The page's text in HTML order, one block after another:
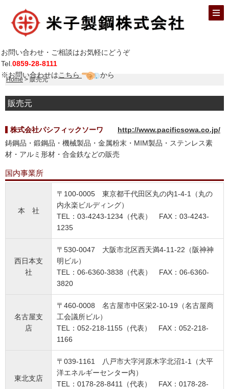
お問い合わせ・ご相談はお気軽にどうぞ
Tel. 0859-28-8111
※お問い合わせはこちら から
Home> 販売元
販売元
株式会社パシフィックソーワ http://www.pacificsowa.co.jp/
鋳鋼品・鍛鋼品・機械製品・金属粉末・MIM製品・ステンレス素
材・アルミ形材・合金鉄などの販売
国内事業所
本 社
〒100-0005 東京都千代田区丸の内1-4-1（丸の
内永楽ビルディング）
TEL：03-4243-1234（代表） FAX：03-4243-
1235
西日本支
社
〒530-0047 大阪市北区西天満4-11-22（阪神神
明ビル）
TEL：06-6360-3838（代表） FAX：06-6360-
3820
名古屋支
店
〒460-0008 名古屋市中区栄2-10-19（名古屋商
工会議所ビル）
TEL：052-218-1155（代表） FAX：052-218-
1166
東北支店
〒039-1161 八戸市大字河原木字北沼1-1（大平
洋エネルギーセンター内）
TEL：0178-28-8411（代表） FAX：0178-28-